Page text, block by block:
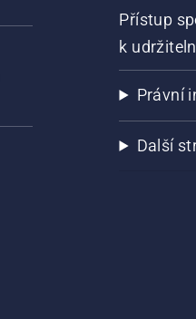
Přístup
k
Právní
Další